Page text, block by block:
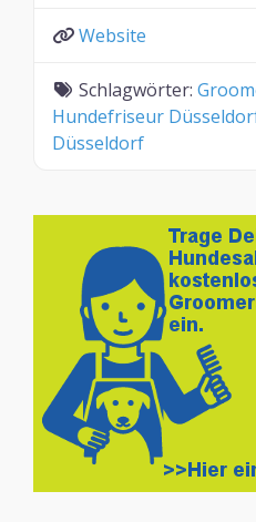
Website
Schlagwörter:
Hundefriseur
Düsseldorf